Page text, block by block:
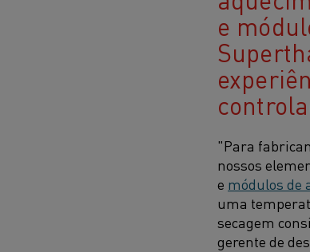
e
"Para
nossos
e módulos de
uma
secagem
gerente de